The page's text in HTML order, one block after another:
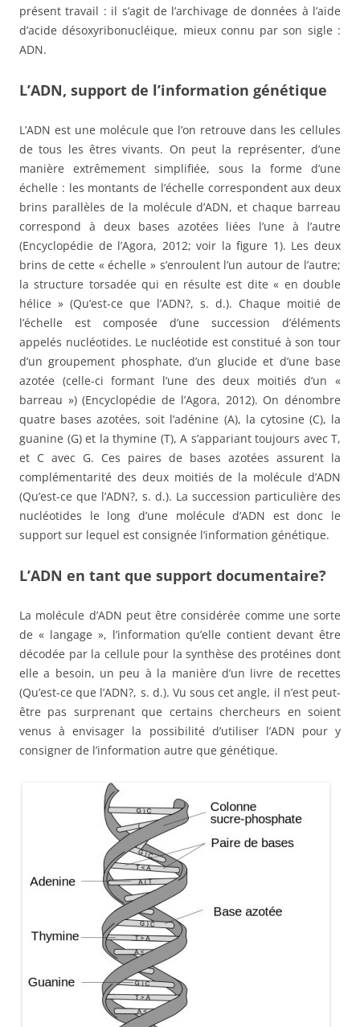
présent travail : il s’agit de l’archivage de données à l’aide
d’acide désoxyribonucléique, mieux connu par son sigle :
ADN.
L’ADN, support de l’information génétique
L’ADN est une molécule que l’on retrouve dans les cellules
de tous les êtres vivants. On peut la représenter, d’une
manière extrêmement simplifiée, sous la forme d’une
échelle : les montants de l’échelle correspondent aux deux
brins parallèles de la molécule d’ADN, et chaque barreau
correspond à deux bases azotées liées l’une à l’autre
(Encyclopédie de l’Agora, 2012; voir la figure 1). Les deux
brins de cette « échelle » s’enroulent l’un autour de l’autre;
la structure torsadée qui en résulte est dite « en double
hélice » (Qu’est-ce que l’ADN?, s. d.). Chaque moitié de
l’échelle est composée d’une succession d’éléments
appelés nucléotides. Le nucléotide est constitué à son tour
d’un groupement phosphate, d’un glucide et d’une base
azotée (celle-ci formant l’une des deux moitiés d’un «
barreau ») (Encyclopédie de l’Agora, 2012). On dénombre
quatre bases azotées, soit l’adénine (A), la cytosine (C), la
guanine (G) et la thymine (T), A s’appariant toujours avec T,
et C avec G. Ces paires de bases azotées assurent la
complémentarité des deux moitiés de la molécule d’ADN
(Qu’est-ce que l’ADN?, s. d.). La succession particulière des
nucléotides le long d’une molécule d’ADN est donc le
support sur lequel est consignée l’information génétique.
L’ADN en tant que support documentaire?
La molécule d’ADN peut être considérée comme une sorte
de « langage », l’information qu’elle contient devant être
décodée par la cellule pour la synthèse des protéines dont
elle a besoin, un peu à la manière d’un livre de recettes
(Qu’est-ce que l’ADN?, s. d.). Vu sous cet angle, il n’est peut-
être pas surprenant que certains chercheurs en soient
venus à envisager la possibilité d’utiliser l’ADN pour y
consigner de l’information autre que génétique.